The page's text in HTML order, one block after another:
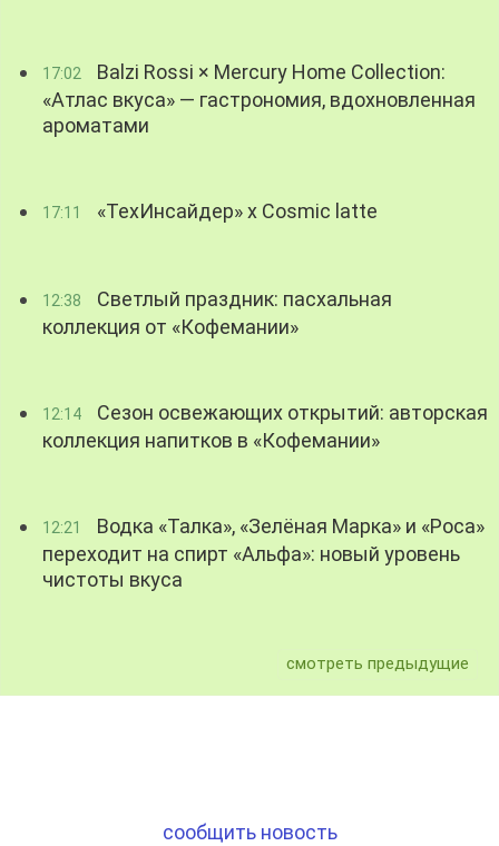
17:02
Balzi Rossi × Mercury Home Collection:
«Атлас вкуса» — гастрономия, вдохновленная
ароматами
17:11 «ТехИнсайдер» х Cosmic latte
12:38
Светлый праздник: пасхальная
коллекция от «Кофемании»
12:14
Сезон освежающих открытий: авторская
коллекция напитков в «Кофемании»
12:21
Водка «Талка», «Зелёная Марка» и «Роса»
переходит на спирт «Альфа»: новый уровень
чистоты вкуса
смотреть предыдущие
сообщить новость